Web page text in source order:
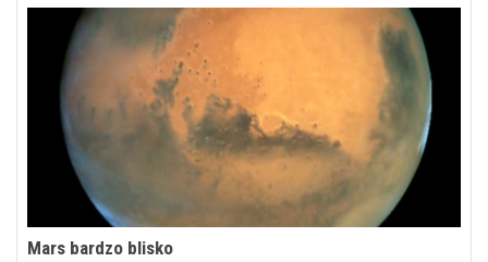
Mars bardzo blisko